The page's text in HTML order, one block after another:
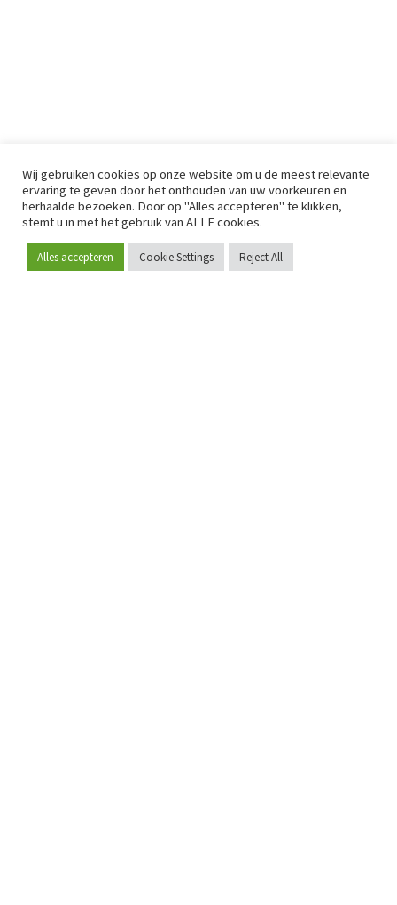
Word lid
Wij gebruiken cookies op onze website om u de meest relevante
ervaring te geven door het onthouden van uw voorkeuren en
herhaalde bezoeken. Door op "Alles accepteren" te klikken,
stemt u in met het gebruik van ALLE cookies.
Alles accepteren Cookie Settings Reject All